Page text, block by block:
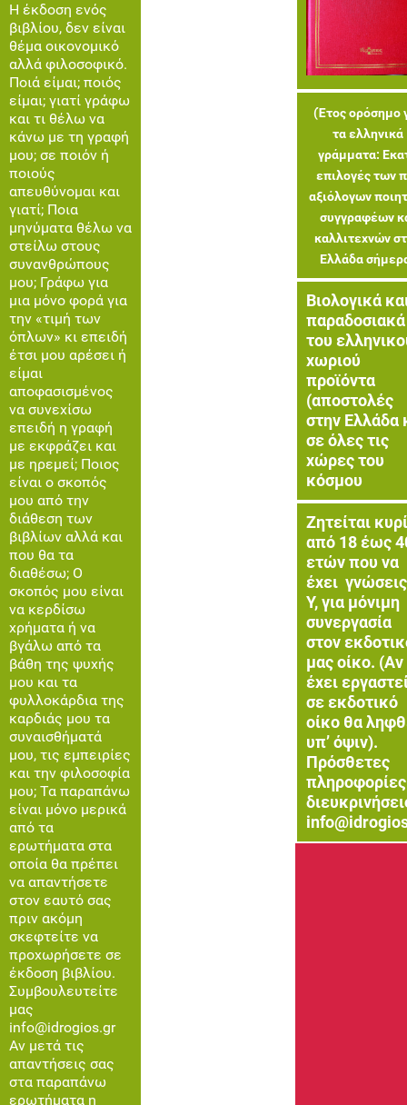
Η έκδοση ενός
βιβλίου, δεν είναι
θέμα οικονομικό
αλλά φιλοσοφικό.
Ποιά είμαι; ποιός
είμαι; γιατί γράφω
και τι θέλω να
κάνω με τη γραφή
μου; σε ποιόν ή
ποιούς
απευθύνομαι και
γιατί; Ποια
μηνύματα θέλω να
στείλω στους
συνανθρώπους
μου; Γράφω για
μια μόνο φορά για
την «τιμή των
όπλων» κι επειδή
έτσι μου αρέσει ή
είμαι
αποφασισμένος
να συνεχίσω
επειδή η γραφή
με εκφράζει και
με ηρεμεί; Ποιος
είναι ο σκοπός
μου από την
διάθεση των
βιβλίων αλλά και
που θα τα
διαθέσω; Ο
σκοπός μου είναι
να κερδίσω
χρήματα ή να
βγάλω από τα
βάθη της ψυχής
μου και τα
φυλλοκάρδια της
καρδιάς μου τα
συναισθήματά
μου, τις εμπειρίες
και την φιλοσοφία
μου; Τα παραπάνω
είναι μόνο μερικά
από τα
ερωτήματα στα
οποία θα πρέπει
να απαντήσετε
στον εαυτό σας
πριν ακόμη
σκεφτείτε να
προχωρήσετε σε
έκδοση βιβλίου.
Συμβουλευτείτε
μας
info@idrogios.gr
Αν μετά τις
απαντήσεις σας
στα παραπάνω
ερωτήματα η
(Έτος ορόσημο
τα ελληνικά
γράμματα:
επιλογές των
αξιόλογων
συγγραφέων
καλλιτεχνών
Ελλάδα
Βιολογικά
παραδοσιακά
του
χωριού
προϊόντα
(αποστολές
στην Ελλάδα
σε όλες τις
χώρες του
κόσμου
Ζητείται
από 18 έως
ετών που να
έχει
Υ, για μόνιμη
συνεργασία
στον
μας οίκο. (Αν
έχει
σε εκδοτικό
οίκο θα
υπ’ όψιν).
Πρόσθετες